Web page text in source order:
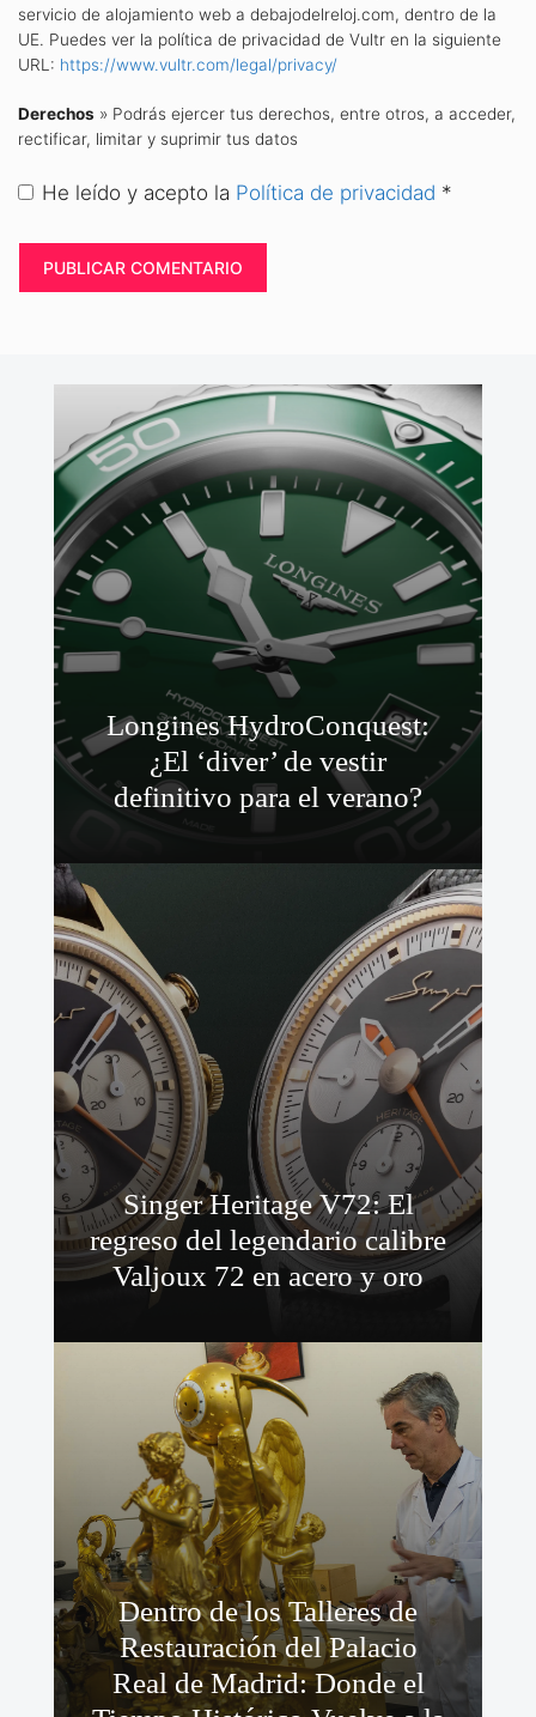
servicio de alojamiento web a debajodelreloj.com, dentro de la
UE. Puedes ver la política de privacidad de Vultr en la siguiente
URL: https://www.vultr.com/legal/privacy/
Derechos » Podrás ejercer tus derechos, entre otros, a acceder,
rectificar, limitar y suprimir tus datos
He leído y acepto la Política de privacidad *
Longines HydroConquest:
¿El ‘diver’ de vestir
definitivo para el verano?
Singer Heritage V72: El
regreso del legendario calibre
Valjoux 72 en acero y oro
Dentro de los Talleres de
Restauración del Palacio
Real de Madrid: Donde el